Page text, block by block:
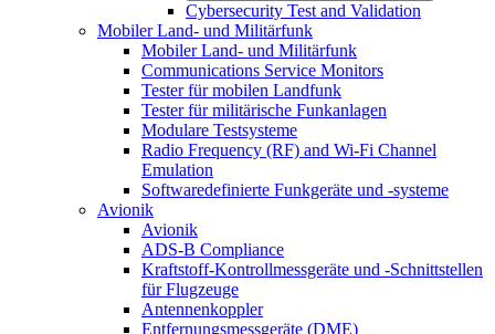
Cybersecurity Test and Validation
Mobiler Land- und Militärfunk
Mobiler Land- und Militärfunk
Communications Service Monitors
Tester für mobilen Landfunk
Tester für militärische Funkanlagen
Modulare Testsysteme
Radio Frequency (RF) and Wi-Fi Channel
Emulation
Softwaredefinierte Funkgeräte und -systeme
Avionik
Avionik
ADS-B Compliance
Kraftstoff-Kontrollmessgeräte und -Schnittstellen
für Flugzeuge
Antennenkoppler
Entfernungsmessgeräte (DME)